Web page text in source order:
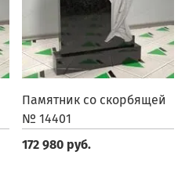
Памятник со скорбящей
№ 14401
172 980 руб.